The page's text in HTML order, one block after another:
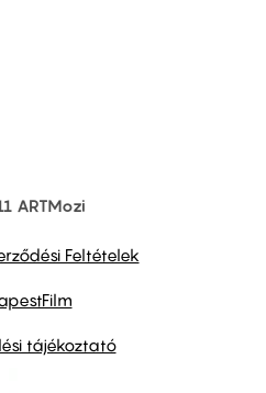
ARTMozi
Feltételek
tájékoztató